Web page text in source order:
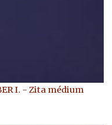
I. - Zita médium